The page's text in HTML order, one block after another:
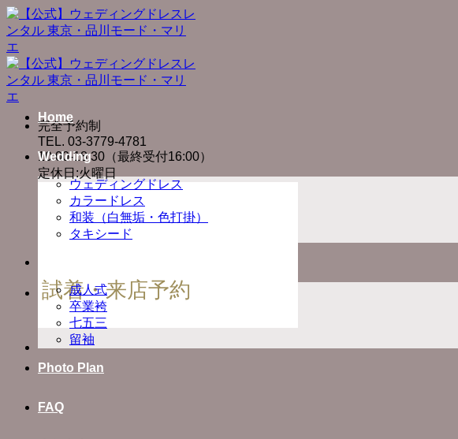
Skip
to
content
完全予約制
TEL. 03-3779-4781
10:00-18:30（最終受付16:00）
定休日:火曜日
試着・来店予約
Home
Wedding
ウェディングドレス
カラードレス
和装（白無垢・色打掛）
タキシード
成人式
卒業袴
七五三
留袖
Photo Plan
FAQ